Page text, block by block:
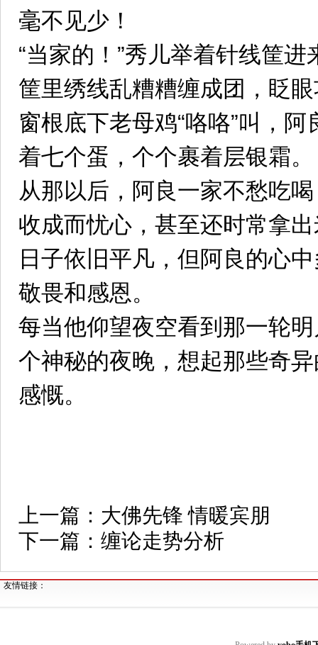
毫不见少！
“当家的！”秀儿举着针线筐
筐里绣线乱糟糟缠成团，眨
窗根底下老母鸡“咯咯”叫，
着七个蛋，个个裹着层银霜。
从那以后，阿良一家不愁吃
收成而忧心，甚至还时常拿
日子依旧平凡，但阿良的心
敬畏和感恩。
每当他仰望夜空看到那一轮
个神秘的夜晚，想起那些奇
感慨。
上一篇： 大佛先锋 情暖宾朋
下一篇： 缠论走势分析
友情链接：